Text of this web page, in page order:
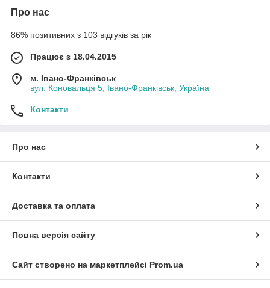
Про нас
86% позитивних з 103 відгуків за рік
Працює з 18.04.2015
м. Івано-Франківськ
вул. Коновальця 5, Івано-Франківськ, Україна
Контакти
Про нас
Контакти
Доставка та оплата
Повна версія сайту
Сайт створено на маркетплейсі Prom.ua